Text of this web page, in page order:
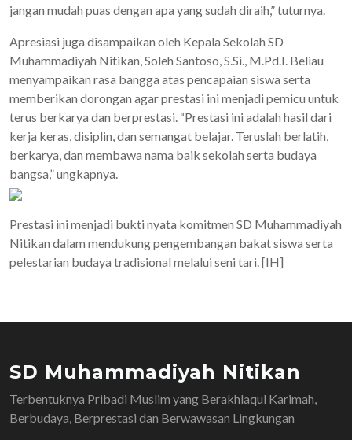
jangan mudah puas dengan apa yang sudah diraih,” tuturnya.
Apresiasi juga disampaikan oleh Kepala Sekolah SD
Muhammadiyah Nitikan, Soleh Santoso, S.Si., M.Pd.I. Beliau
menyampaikan rasa bangga atas pencapaian siswa serta
memberikan dorongan agar prestasi ini menjadi pemicu untuk
terus berkarya dan berprestasi. “Prestasi ini adalah hasil dari
kerja keras, disiplin, dan semangat belajar. Teruslah berlatih,
berkarya, dan membawa nama baik sekolah serta budaya
bangsa,” ungkapnya.
Prestasi ini menjadi bukti nyata komitmen SD Muhammadiyah
Nitikan dalam mendukung pengembangan bakat siswa serta
pelestarian budaya tradisional melalui seni tari. [IH]
SD Muhammadiyah Nitikan
Terbentuknya Pribadi Muslim yang Berakhlaqul Karimah,
Berbudaya, Berprestasi dan Berwawasan Lingkungan